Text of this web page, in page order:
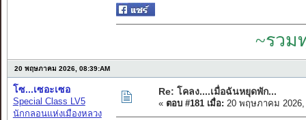
~รวม
20 พฤษภาคม 2026, 08:39:AM
โซ...เซอะเซอ
Special Class LV5
นักกลอนแห่งเมืองหลวง
Re: โคลง....เมื่อฉันหยุดพัก...
« ตอบ #181 เมื่อ: 20 พฤษภาคม 2026,